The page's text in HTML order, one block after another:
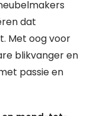
dat
Met oog voor
blikvanger en
passie en